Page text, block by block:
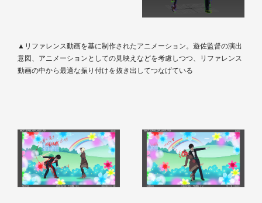
▲リファレンス動画を基に制作されたアニメーション。遊佐監督の演出
意図、アニメーションとしての見映えなどを考慮しつつ、リファレンス
動画の中から最適な振り付けを抜き出してつなげている